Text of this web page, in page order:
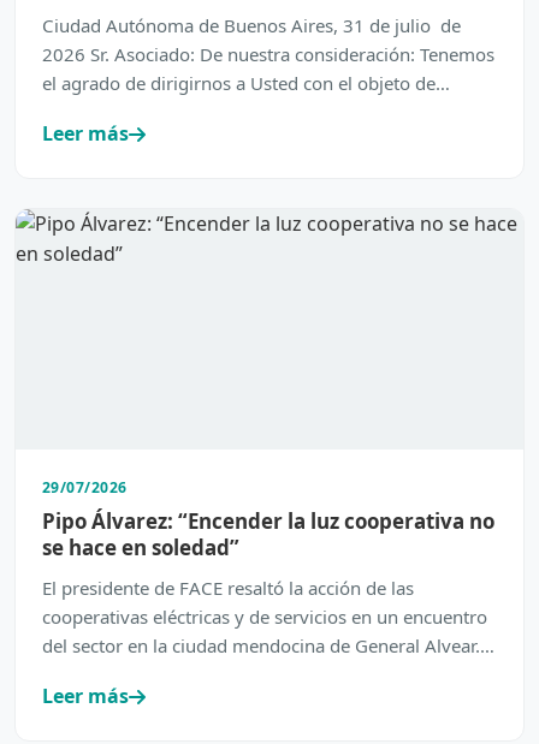
Ciudad Autónoma de Buenos Aires, 31 de julio de
2026 Sr. Asociado: De nuestra consideración: Tenemos
el agrado de dirigirnos a Usted con el objeto de
Leer más
29/07/2026
Pipo Álvarez: “Encender la luz cooperativa no
se hace en soledad”
El presidente de FACE resaltó la acción de las
cooperativas eléctricas y de servicios en un encuentro
del sector en la ciudad mendocina de General Alvear.
Leer más